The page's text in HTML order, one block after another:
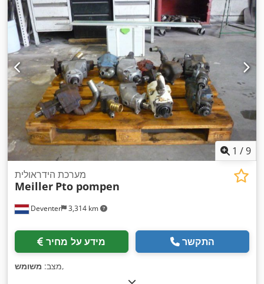
1 /9
Deventer 3,314 km
מערכת הידראולית
Meiller Pto pompen
מידע על מחיר התקשר
מצב: משומש ,